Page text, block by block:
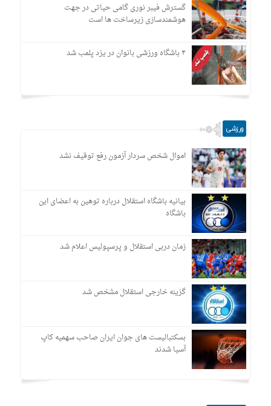
گسترش فیبر نوری گامی حیاتی در جهت
هوشمندسازی زیرساخت ها است
۴ باشگاه ورزشی بانوان در یزد پلمب شد
ورزشی
اموال شخص سردار آزمون رفع توقیف نشد
بیانیه باشگاه استقلال درباره توهین به اعضای این
باشگاه
زمان دربی استقلال و پرسپولیس اعلام شد
گزینه خارجی استقلال مشخص شد
بسکتبالیست های جوان ایران صاحب سهمیه کاپ
آسیا شدند